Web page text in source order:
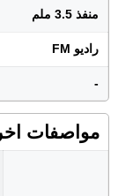
منفذ 3.5 ملم
راديو FM
-
مواصفات